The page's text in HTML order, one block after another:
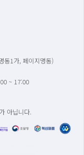
동1가, 페이지명동)
~ 17:00
아닙니다.